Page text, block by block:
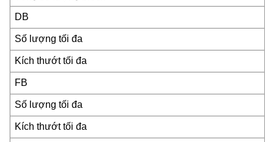
DB
Số lượng tối đa
Kích thướt tối đa
FB
Số lượng tối đa
Kích thướt tối đa